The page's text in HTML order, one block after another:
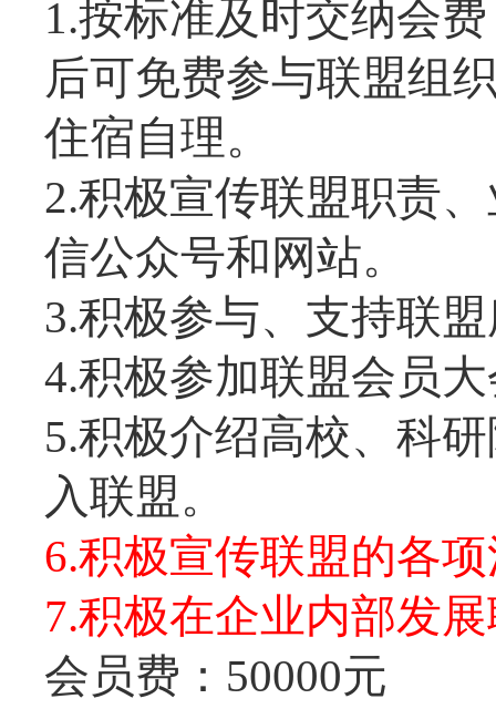
1.按标准及时交纳会
后可免费参与联盟组
住宿自理。
2.积极宣传联盟职责
信公众号和网站。
3.积极参与、支持联
4.积极参加联盟会员
5.积极介绍高校、科
入联盟。
6.积极宣传联盟的各
7.积极在企业内部发
会员费：50000元